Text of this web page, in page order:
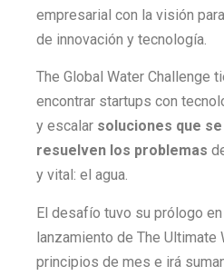
empresarial con la visión
de innovación y tecnología.
The Global Water Challenge
encontrar startups con
y escalar soluciones que
resuelven los problemas
y vital: el agua.
El desafío tuvo su prólogo
lanzamiento de The Ultimate
principios de mes e irá